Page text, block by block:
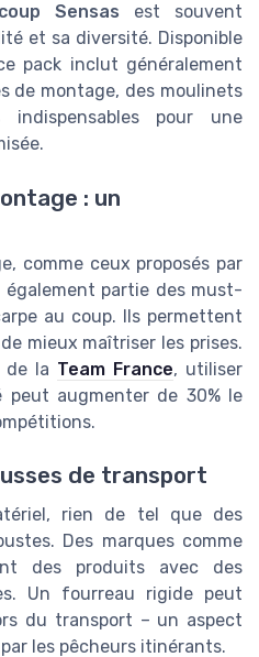
Sensas est souvent
et sa diversité. Disponible
pack inclut généralement
de montage, des moulinets
indispensables pour une
: un
comme ceux proposés par
partie des must-
au coup. Ils permettent
mieux maîtriser les prises.
de la Team France, utiliser
peut augmenter de 30% le
de transport
rien de tel que des
Des marques comme
des produits avec des
Un fourreau rigide peut
du transport – un aspect
les pêcheurs itinérants.